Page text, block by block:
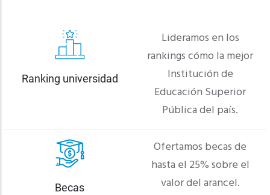
Ranking universidad
Lideramos en los
rankings cómo la mejor
Institución de
Educación Superior
Pública del país.
Becas
Ofertamos becas de
hasta el 25% sobre el
valor del arancel.